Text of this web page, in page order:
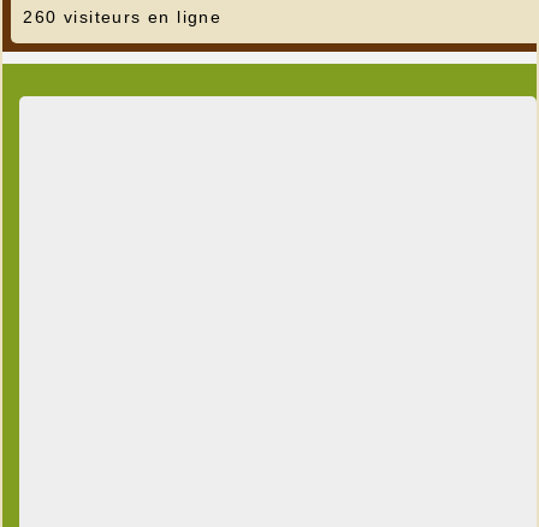
260 visiteurs en ligne